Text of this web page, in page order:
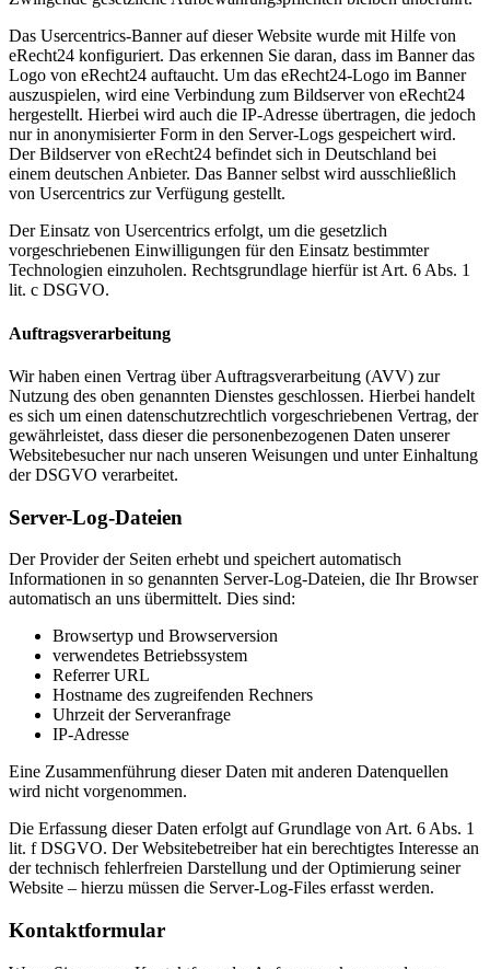
Das Usercentrics-Banner auf dieser Website wurde mit Hilfe von
eRecht24 konfiguriert. Das erkennen Sie daran, dass im Banner das
Logo von eRecht24 auftaucht. Um das eRecht24-Logo im Banner
auszuspielen, wird eine Verbindung zum Bildserver von eRecht24
hergestellt. Hierbei wird auch die IP-Adresse übertragen, die jedoch
nur in anonymisierter Form in den Server-Logs gespeichert wird.
Der Bildserver von eRecht24 befindet sich in Deutschland bei
einem deutschen Anbieter. Das Banner selbst wird ausschließlich
von Usercentrics zur Verfügung gestellt.
Der Einsatz von Usercentrics erfolgt, um die gesetzlich
vorgeschriebenen Einwilligungen für den Einsatz bestimmter
Technologien einzuholen. Rechtsgrundlage hierfür ist Art. 6 Abs. 1
lit. c DSGVO.
Auftragsverarbeitung
Wir haben einen Vertrag über Auftragsverarbeitung (AVV) zur
Nutzung des oben genannten Dienstes geschlossen. Hierbei handelt
es sich um einen datenschutzrechtlich vorgeschriebenen Vertrag, der
gewährleistet, dass dieser die personenbezogenen Daten unserer
Websitebesucher nur nach unseren Weisungen und unter Einhaltung
der DSGVO verarbeitet.
Server-Log-Dateien
Der Provider der Seiten erhebt und speichert automatisch
Informationen in so genannten Server-Log-Dateien, die Ihr Browser
automatisch an uns übermittelt. Dies sind:
Browsertyp und Browserversion
verwendetes Betriebssystem
Referrer URL
Hostname des zugreifenden Rechners
Uhrzeit der Serveranfrage
IP-Adresse
Eine Zusammenführung dieser Daten mit anderen Datenquellen
wird nicht vorgenommen.
Die Erfassung dieser Daten erfolgt auf Grundlage von Art. 6 Abs. 1
lit. f DSGVO. Der Websitebetreiber hat ein berechtigtes Interesse an
der technisch fehlerfreien Darstellung und der Optimierung seiner
Website – hierzu müssen die Server-Log-Files erfasst werden.
Kontaktformular